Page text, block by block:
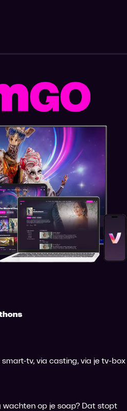
tv, via casting, via je tv-box
wachten op je soap? Dat stopt